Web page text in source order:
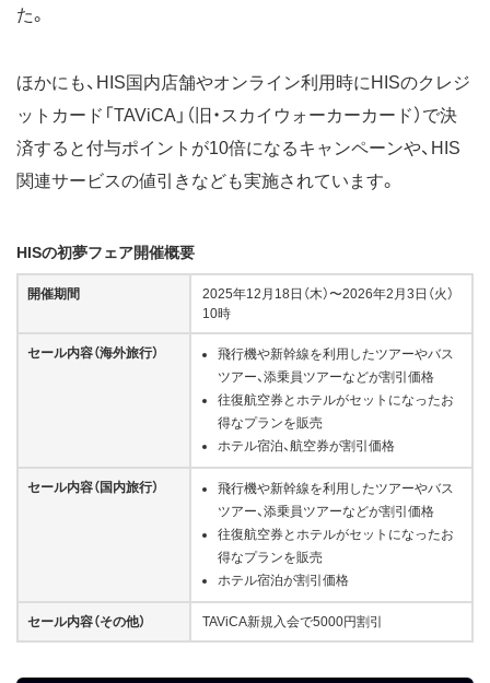
た。
ほかにも、HIS国内店舗やオンライン利用時にHISのクレジ
ットカード「TAViCA」（旧・スカイウォーカーカード）で決
済すると付与ポイントが10倍になるキャンペーンや、HIS
関連サービスの値引きなども実施されています。
HISの初夢フェア開催概要
開催期間
2025年12月18日（木）〜2026年2月3日（火）
10時
セール内容（海外旅行）
飛行機や新幹線を利用したツアーやバス
ツアー、添乗員ツアーなどが割引価格
往復航空券とホテルがセットになったお
得なプランを販売
ホテル宿泊、航空券が割引価格
セール内容（国内旅行）
飛行機や新幹線を利用したツアーやバス
ツアー、添乗員ツアーなどが割引価格
往復航空券とホテルがセットになったお
得なプランを販売
ホテル宿泊が割引価格
セール内容（その他） TAViCA新規入会で5000円割引